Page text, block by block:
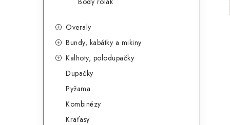
Overaly
Bundy, kabátky a mikiny
Kalhoty, polodupačky
Dupačky
Pyžama
Kombinézy
Kraťasy